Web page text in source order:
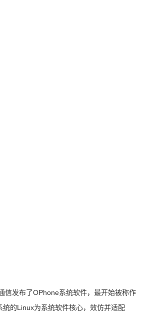
信发布了OPhone系统软件，最开始被称作
的Linux为系统软件核心，效仿并适配